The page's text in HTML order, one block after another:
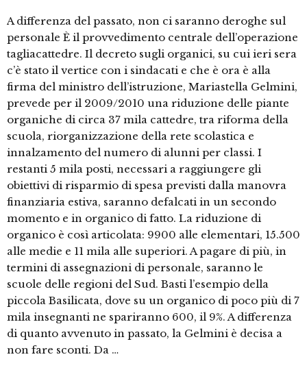
A differenza del passato, non ci saranno deroghe sul
personale È il provvedimento centrale dell’operazione
tagliacattedre. Il decreto sugli organici, su cui ieri sera
c’è stato il vertice con i sindacati e che è ora è alla
firma del ministro dell’istruzione, Mariastella Gelmini,
prevede per il 2009/2010 una riduzione delle piante
organiche di circa 37 mila cattedre, tra riforma della
scuola, riorganizzazione della rete scolastica e
innalzamento del numero di alunni per classi. I
restanti 5 mila posti, necessari a raggiungere gli
obiettivi di risparmio di spesa previsti dalla manovra
finanziaria estiva, saranno defalcati in un secondo
momento e in organico di fatto. La riduzione di
organico è così articolata: 9900 alle elementari, 15.500
alle medie e 11 mila alle superiori. A pagare di più, in
termini di assegnazioni di personale, saranno le
scuole delle regioni del Sud. Basti l’esempio della
piccola Basilicata, dove su un organico di poco più di 7
mila insegnanti ne spariranno 600, il 9%. A differenza
di quanto avvenuto in passato, la Gelmini è decisa a
non fare sconti. Da …